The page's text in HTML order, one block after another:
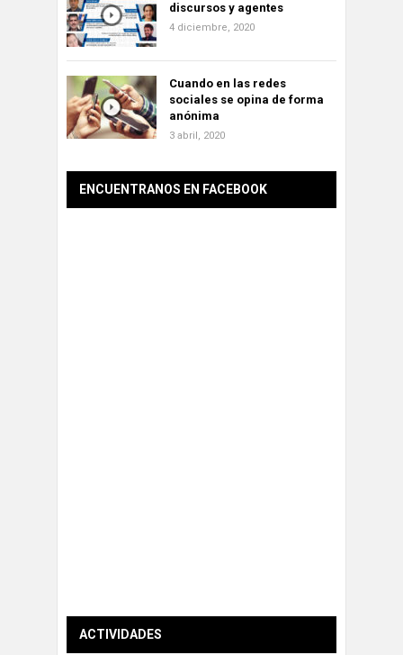
discursos y agentes
4 diciembre, 2020
Cuando en las redes
sociales se opina de forma
anónima
3 abril, 2020
ENCUENTRANOS EN FACEBOOK
ACTIVIDADES